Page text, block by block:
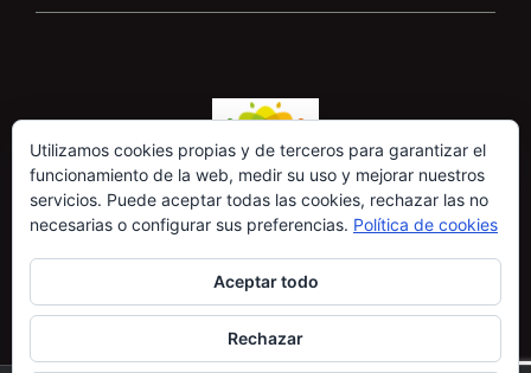
Utilizamos cookies propias y de terceros para garantizar el
funcionamiento de la web, medir su uso y mejorar nuestros
servicios. Puede aceptar todas las cookies, rechazar las no
necesarias o configurar sus preferencias. Política de cookies
Aceptar todo
Rechazar